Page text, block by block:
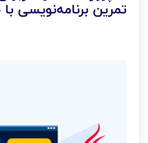
تمرین برنامه‌نویسی با